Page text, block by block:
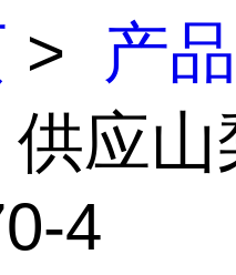
> 产
供应
4